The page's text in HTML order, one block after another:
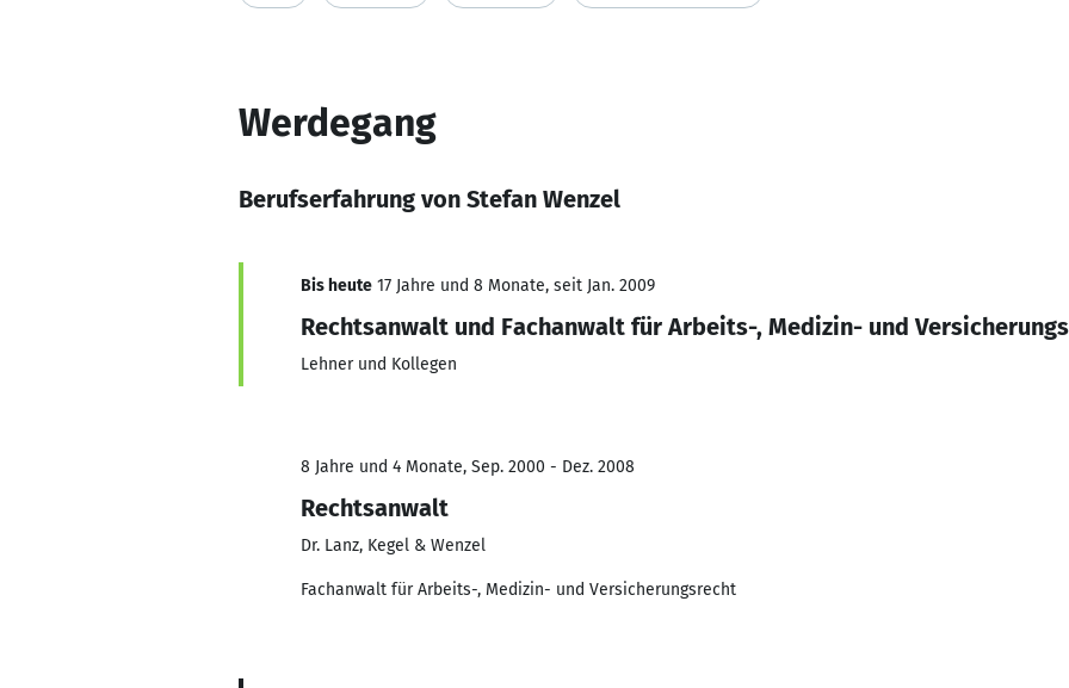
Werdegang
Berufserfahrung von Stefan Wenzel
Bis heute 17 Jahre und 8 Monate, seit Jan. 2009
Rechtsanwalt und Fachanwalt für Arbeits-, Medizin- und
Lehner und Kollegen
8 Jahre und 4 Monate, Sep. 2000 - Dez. 2008
Rechtsanwalt
Dr. Lanz, Kegel & Wenzel
Fachanwalt für Arbeits-, Medizin- und Versicherungsrecht